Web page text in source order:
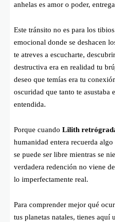
anhelas es amor o poder,
Este tránsito no es para los
emocional donde se deshacen
te atreves a escucharte,
destructiva era en realidad tu
deseo que temías era tu
oscuridad que tanto te asustaba
entendida.
Porque cuando Lilith
humanidad entera recuerda
se puede ser libre mientras se
verdadera redención no viene
lo imperfectamente real.
Para comprender mejor qué
tus planetas natales, tienes aquí